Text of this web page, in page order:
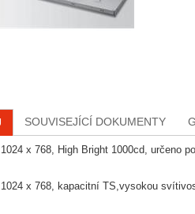
SOUVISEJÍCÍ DOKUMENTY
x 768, High Bright 1000cd, určeno
x 768, kapacitní TS,vysokou